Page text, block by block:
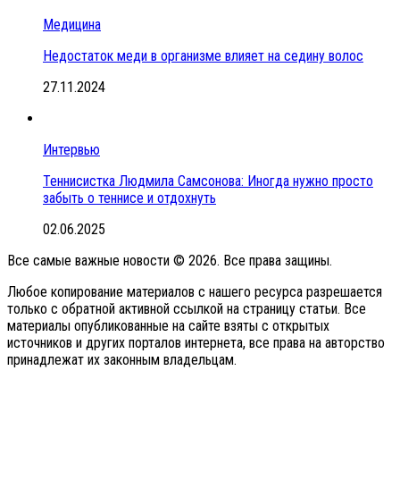
Медицина
Недостаток меди в организме влияет на седину волос
27.11.2024
Интервью
Теннисистка Людмила Самсонова: Иногда нужно просто
забыть о теннисе и отдохнуть
02.06.2025
Все самые важные новости © 2026. Все права защины.
Любое копирование материалов с нашего ресурса разрешается
только с обратной активной ссылкой на страницу статьи. Все
материалы опубликованные на сайте взяты с открытых
источников и других порталов интернета, все права на авторство
принадлежат их законным владельцам.